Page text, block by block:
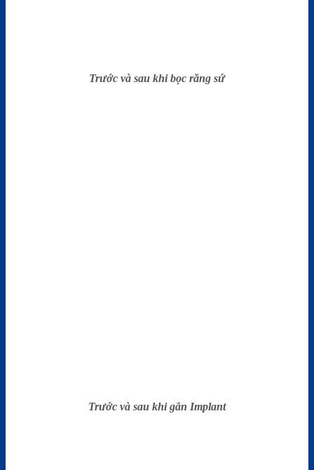
Trước và sau khi bọc răng sứ
Trước và sau khi gắn Implant